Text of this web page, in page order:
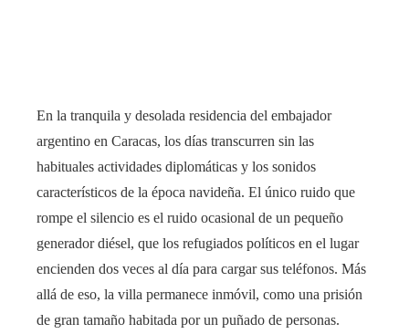
En la tranquila y desolada residencia del embajador
argentino en Caracas, los días transcurren sin las
habituales actividades diplomáticas y los sonidos
característicos de la época navideña. El único ruido que
rompe el silencio es el ruido ocasional de un pequeño
generador diésel, que los refugiados políticos en el lugar
encienden dos veces al día para cargar sus teléfonos. Más
allá de eso, la villa permanece inmóvil, como una prisión
de gran tamaño habitada por un puñado de personas.